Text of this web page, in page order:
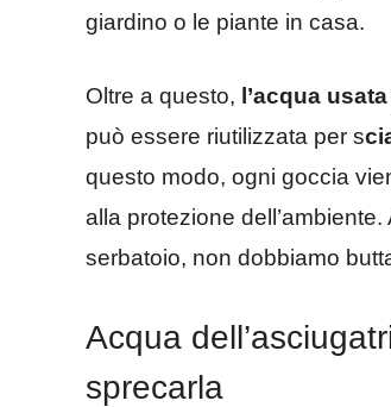
giardino o le piante in casa.
Oltre a questo, l’acqua
può essere riutilizzata per s
questo modo, ogni goccia
alla protezione dell’ambiente.
serbatoio, non dobbiamo
Acqua
sprecarla